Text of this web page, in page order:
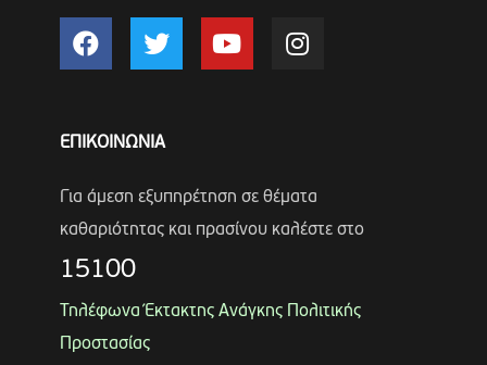
ΕΠΙΚΟΙΝΩΝΙΑ
Για άμεση εξυπηρέτηση σε θέματα
καθαριότητας και πρασίνου καλέστε στο
15100
Τηλέφωνα Έκτακτης Ανάγκης Πολιτικής
Προστασίας